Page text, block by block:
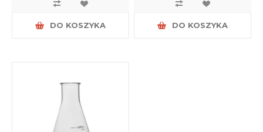
DO KOSZYKA DO KOSZYKA